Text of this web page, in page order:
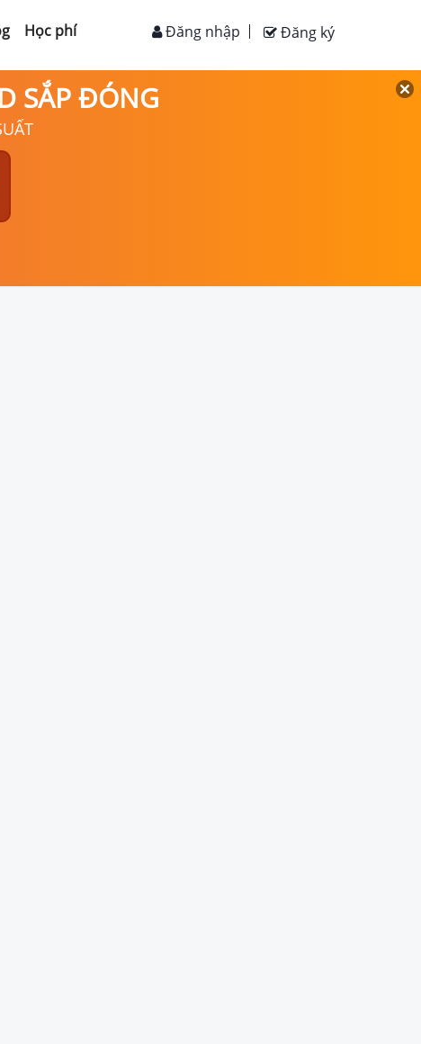
Học phí Đăng ký
Đăng nhập
SẮP ĐÓNG